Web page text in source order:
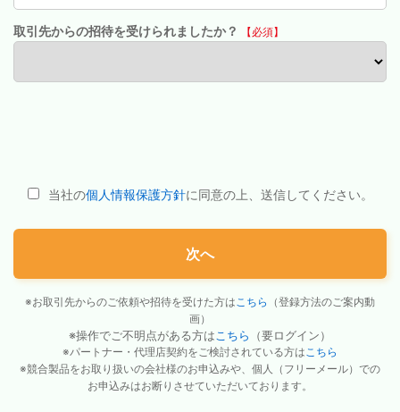
取引先からの招待を受けられましたか？ 【必須】
当社の個人情報保護方針に同意の上、送信してください。
次へ
※お取引先からのご依頼や招待を受けた方はこちら （登録方法のご案内動
画）
※操作でご不明点がある方は こちら （要ログイン）
※パートナー・代理店契約をご検討されている方はこちら
※競合製品をお取り扱いの会社様のお申込みや、個人（フリーメール）での
お申込みはお断りさせていただいております。